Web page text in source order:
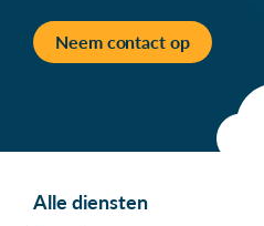
Neem contact op
Alle diensten